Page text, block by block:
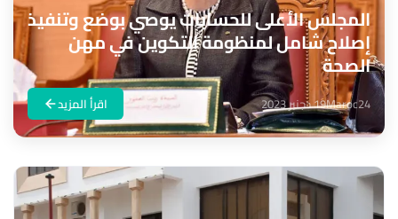
المجلس الأعلى للحسابات يوصي بوضع وتنفيذ
إصلاح شامل لمنظومة التكوين في مهن
الصحة
Maroc2419 دجنبر 2023 اقرأ المزيد